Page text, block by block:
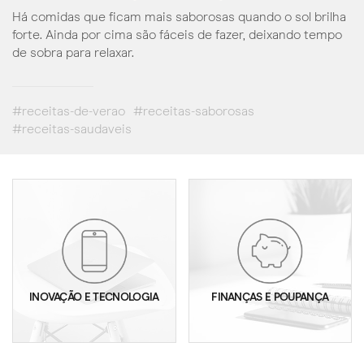
Há comidas que ficam mais saborosas quando o sol brilha
forte. Ainda por cima são fáceis de fazer, deixando tempo
de sobra para relaxar.
#receitas-de-verao
#receitas-saborosas
#receitas-saudaveis
INOVAÇÃO E TECNOLOGIA FINANÇAS E POUPANÇA